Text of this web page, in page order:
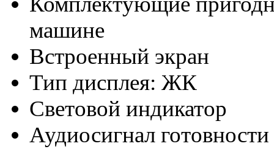
машине
Встроенный экран
Тип дисплея: ЖК
Световой индикатор
Аудиосигнал готовности